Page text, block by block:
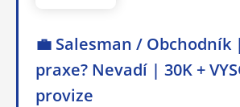
💼 Salesman / Obchodník
praxe? Nevadí | 30K +
provize